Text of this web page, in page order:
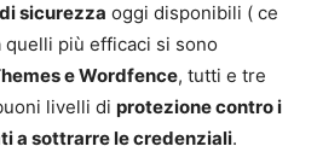
sicurezza oggi disponibili ( ce
più efficaci si sono
e Wordfence, tutti e tre
livelli di protezione contro i
a sottrarre le credenziali.